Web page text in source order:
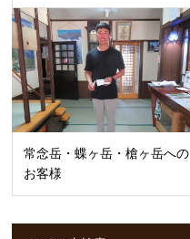
常念岳・蝶ヶ岳・槍ヶ岳への
お客様